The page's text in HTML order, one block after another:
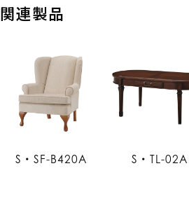
関連製品
S・SF-B420A S・TL-02A